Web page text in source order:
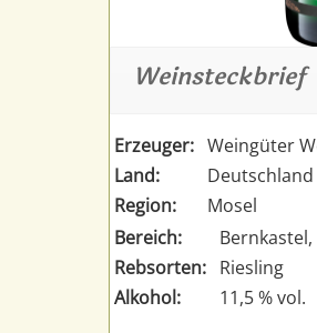
Weinsteckbrief
Erzeuger: Weingüter
Land:
Deutschland
Region:
Mosel
Bereich:
Rebsorten: Riesling
Alkohol:
11,5 % vol.